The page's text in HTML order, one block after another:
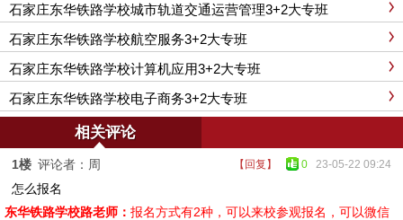
石家庄东华铁路学校城市轨道交通运营管理3+2大专班
石家庄东华铁路学校航空服务3+2大专班
石家庄东华铁路学校计算机应用3+2大专班
石家庄东华铁路学校电子商务3+2大专班
相关评论
【回复】 0 23-05-22 09:24
1楼 评论者：周
怎么报名
东华铁路学校路老师： 报名方式有2种，可以来校参观报名，可以微信